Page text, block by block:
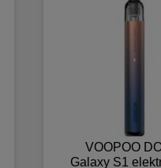
VOOPOO
Galaxy S1